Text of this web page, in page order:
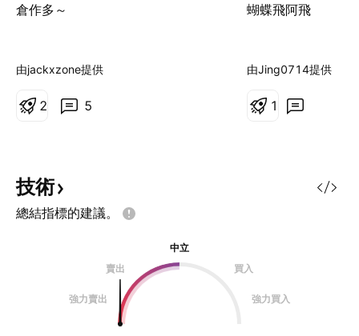
倉作多～
由jackxzone提供
5
2
蝴蝶飛阿飛
由Jing0714提供
1
技術
總結指標的建議。
中立
賣出
買入
強力賣出 強力買入